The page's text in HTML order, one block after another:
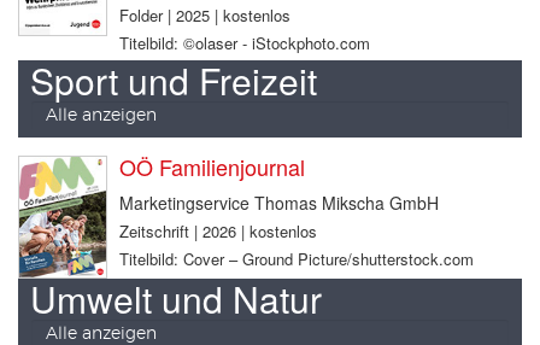
Folder | 2025 | kostenlos
Titelbild: ©olaser - iStockphoto.com
Sport und Freizeit
Alle anzeigen
OÖ Familienjournal
Marketingservice Thomas Mikscha GmbH
Zeitschrift | 2026 | kostenlos
Titelbild: Cover – Ground Picture/shutterstock.com
Umwelt und Natur
Alle anzeigen